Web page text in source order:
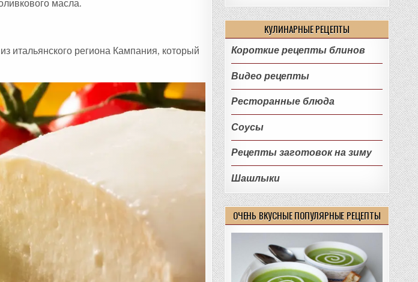
масла.
итальянского региона Кампания, который
КУЛИНАРНЫЕ РЕЦЕПТЫ
Короткие рецепты блинов
Видео рецепты
Ресторанные блюда
Соусы
Рецепты заготовок на зиму
Шашлыки
ОЧЕНЬ ВКУСНЫЕ ПОПУЛЯРНЫЕ РЕЦЕПТЫ